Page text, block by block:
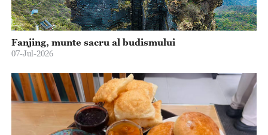
Fanjing, munte sacru al budismului
07-Jul-2026